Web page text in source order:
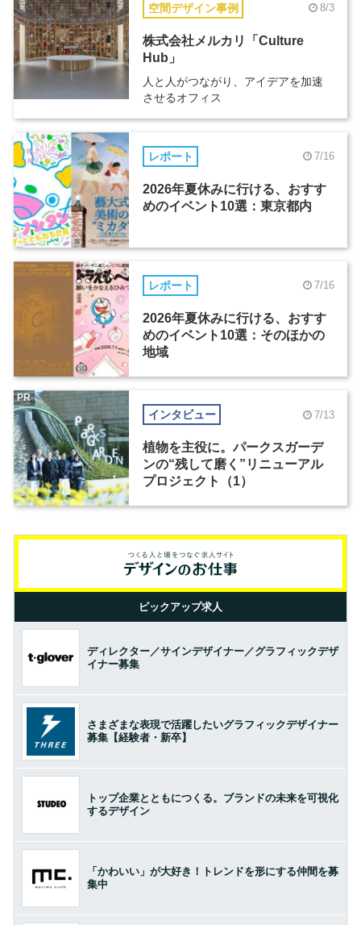
空間デザイン事例 8/3
株式会社メルカリ「Culture
Hub」
人と人がつながり、アイデアを加速
させるオフィス
レポート 7/16
2026年夏休みに行ける、おすす
めのイベント10選：東京都内
レポート 7/16
2026年夏休みに行ける、おすす
めのイベント10選：そのほかの
地域
インタビュー 7/13
植物を主役に。パークスガーデ
ンの“残して磨く”リニューアル
プロジェクト（1）
PR
ピックアップ求人
ディレクター／サインデザイナー／グラフィックデザ
イナー募集
さまざまな表現で活躍したいグラフィックデザイナー
募集【経験者・新卒】
トップ企業とともにつくる。ブランドの未来を可視化
するデザイン
「かわいい」が大好き！トレンドを形にする仲間を募
集中